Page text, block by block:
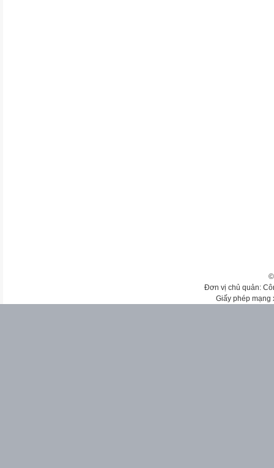
Đơn vị chủ quản:
Giấy phép mạng